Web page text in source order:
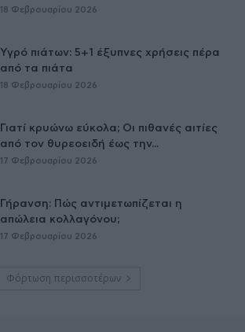
18 Φεβρουαρίου 2026
Υγρό πιάτων: 5+1 έξυπνες χρήσεις πέρα
από τα πιάτα
18 Φεβρουαρίου 2026
Γιατί κρυώνω εύκολα; Οι πιθανές αιτίες
από τον θυρεοειδή έως την...
17 Φεβρουαρίου 2026
Γήρανση: Πώς αντιμετωπίζεται η
απώλεια κολλαγόνου;
17 Φεβρουαρίου 2026
Φόρτωση περισσοτέρων